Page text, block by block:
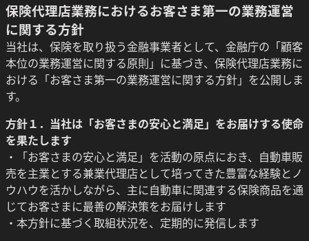
保険代理店業務におけるお客さま第一の業務運営
に関する方針
当社は、保険を取り扱う金融事業者として、金融庁の「顧客
本位の業務運営に関する原則」に基づき、保険代理店業務に
おける「お客さま第一の業務運営に関する方針」を公開しま
す。
方針１．当社は「お客さまの安心と満足」をお届けする使命
を果たします
・「お客さまの安心と満足」を活動の原点におき、自動車販
売を主業とする兼業代理店として培ってきた豊富な経験とノ
ウハウを活かしながら、主に自動車に関連する保険商品を通
じてお客さまに最善の解決策をお届けします
・本方針に基づく取組状況を、定期的に発信します